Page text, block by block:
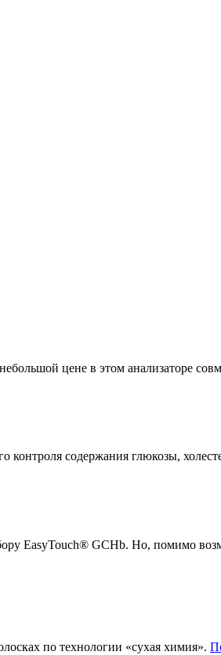
цене в этом анализаторе
содержания глюкозы,
EasyTouch® GCHb. Но, помимо
по технологии «сухая химия».